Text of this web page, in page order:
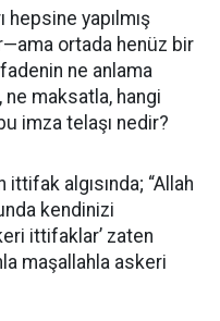
hepsine yapılmış
ortada henüz bir
ne anlama
ne maksatla, hangi
imza telaşı nedir?
algısında; “Allah
kendinizi
ittifaklar’ zaten
maşallahla askeri